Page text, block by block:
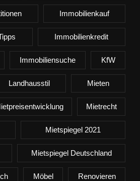
Immobilienkauf
Immobilienkredit
Immobiliensuche KfW
Landhausstil Mieten
Mietrecht
Mietspiegel 2021
Mietspiegel Deutschland
Möbel Renovieren